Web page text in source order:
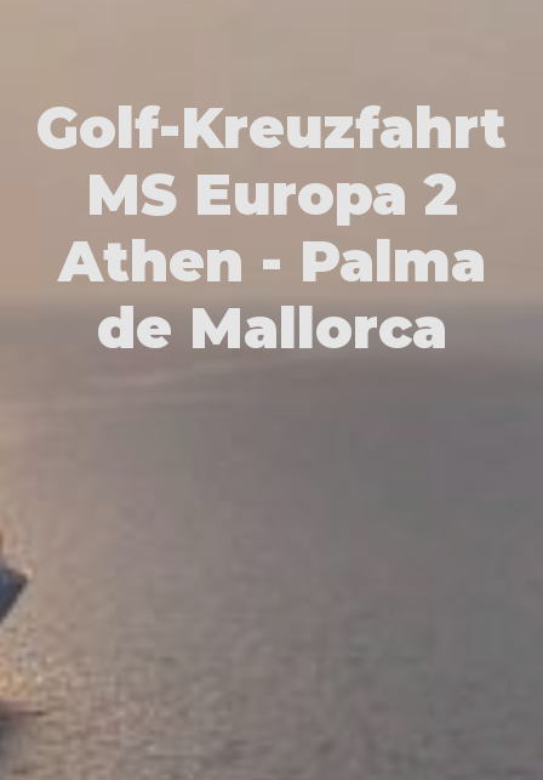
Golf-Kreuzfahrt
MS Europa 2
Athen - Palma
de Mallorca